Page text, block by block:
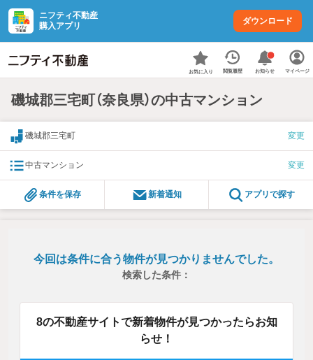
ニフティ不動産
購入アプリ
ダウンロード
お気に入り 閲覧履歴 お知らせ マイページ
磯城郡三宅町（奈良県）の中古マンション
磯城郡三宅町 変更
中古マンション 変更
条件を保存 新着通知 アプリで探す
今回は条件に合う物件が見つかりませんでした。
検索した条件：
8の不動産サイトで新着物件が見つかったらお知
らせ！